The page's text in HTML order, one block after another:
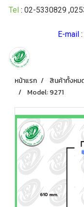
Tel : 02-5330829 ,
E-mail:
หน้าแรก สินค้าทั้งหม
Model: 9271